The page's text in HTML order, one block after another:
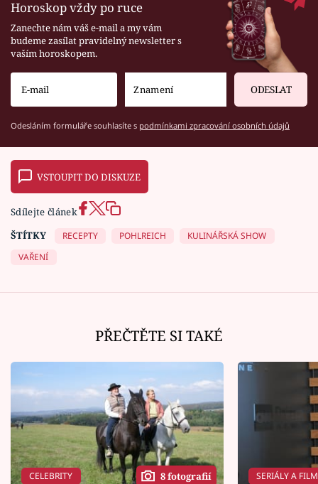
Horoskop vždy po ruce
Zanechte nám váš e-mail a my vám
budeme zasílat pravidelný newsletter s
vaším horoskopem.
ODESLAT
Odesláním formuláře souhlasíte s podmínkami zpracování osobních údajů
VSTOUPIT DO DISKUZE
Sdílejte článek
ŠTÍTKY
RECEPTY POHLREICH
KULINÁŘSKÁ SHOW
VAŘENÍ
PŘEČTĚTE SI TAKÉ
CELEBRITY 8 fotografií SERIÁLY A